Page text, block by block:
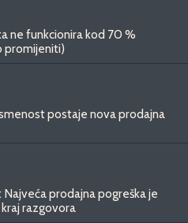
ne funkcionira kod 70 %
promijeniti)
postaje nova prodajna
Najveća prodajna pogreška je
razgovora